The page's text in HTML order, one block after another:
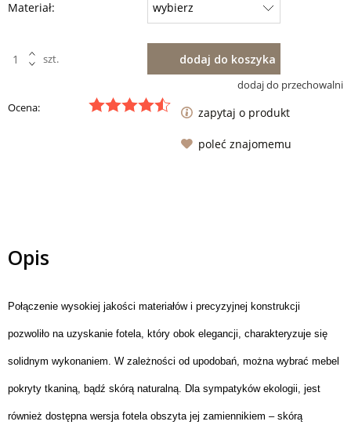
Materiał:
szt. dodaj do koszyka
dodaj do przechowalni
Ocena:
zapytaj o produkt
poleć znajomemu
Opis
Połączenie wysokiej jakości materiałów i precyzyjnej konstrukcji
pozwoliło na uzyskanie fotela, który obok elegancji, charakteryzuje się
solidnym wykonaniem. W zależności od upodobań, można wybrać mebel
pokryty tkaniną, bądź skórą naturalną. Dla sympatyków ekologii, jest
również dostępna wersja fotela obszyta jej zamiennikiem – skórą